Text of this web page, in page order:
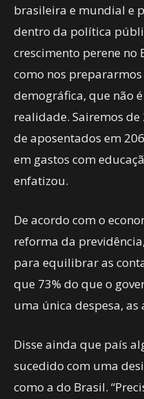
brasileira e mundial e
dentro da política
crescimento perene no
como nos
demográfica, que não
realidade. Sairemos
de aposentados em
em gastos com
enfatizou.
De acordo com o
reforma da
para equilibrar as
que 73% do que o
uma única despesa, as
Disse ainda que país
sucedido com uma
como a do Brasil.